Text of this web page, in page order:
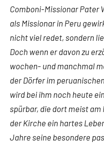
Comboni-Missionar Pater
als Missionar in Peru
nicht viel redet, sondern
Doch wenn er davon zu
wochen- und manchmal
der Dörfer im
wird bei ihm noch heute
spürbar, die dort meist
der Kirche ein hartes
Jahre seine besondere